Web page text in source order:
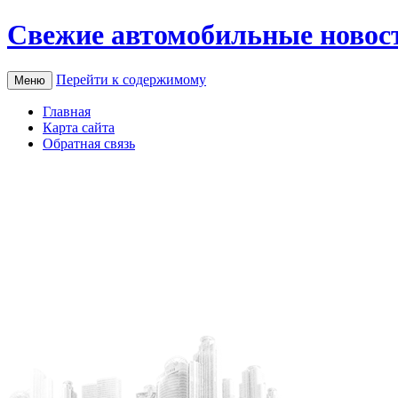
Свежие автомобильные
Меню Перейти к содержимому
Главная
Карта сайта
Обратная связь